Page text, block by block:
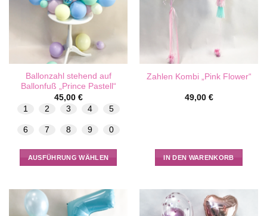
Produktseite
Ballonzahl stehend auf
Ballonfuß „Prince Pastell“
45,00 €
1
2 3 4 5
6 7 8 9 0
AUSFÜHRUNG WÄHLEN
weist
mehrere
Zahlen Kombi „Pink Flower“
49,00 €
IN DEN WARENKORB